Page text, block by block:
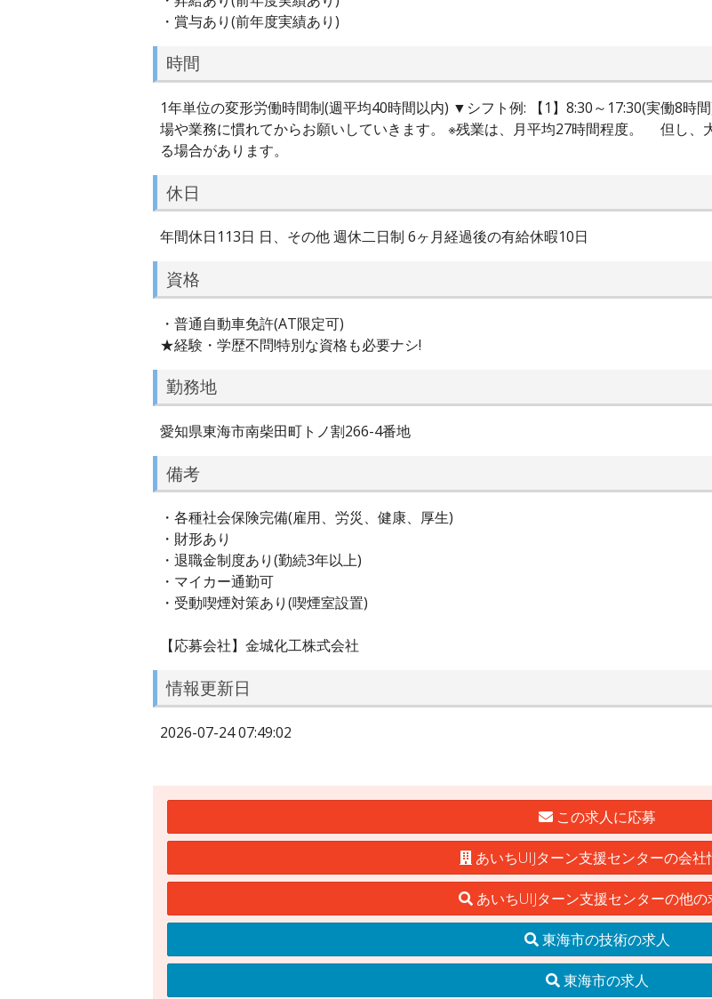
・賞与あり(前年度実績あり)
時間
1年単位の変形労働時間制(週平均40時間以内) ▼シフト例: 【1】8:30～17:30(実働8時
場や業務に慣れてからお願いしていきます。 ※残業は、月平均27時間程度。 但し、
る場合があります。
休日
年間休日113日 日、その他 週休二日制 6ヶ月経過後の有給休暇10日
資格
・普通自動車免許(AT限定可)
★経験・学歴不問!特別な資格も必要ナシ!
勤務地
愛知県東海市南柴田町トノ割266-4番地
備考
・各種社会保険完備(雇用、労災、健康、厚生)
・財形あり
・退職金制度あり(勤続3年以上)
・マイカー通勤可
・受動喫煙対策あり(喫煙室設置)
【応募会社】金城化工株式会社
情報更新日
2026-07-24 07:49:02
この求人に応募
あいちUIJターン支援センターの会社
あいちUIJターン支援センターの他の
東海市の技術の求人
東海市の求人